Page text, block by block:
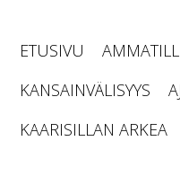
ETUSIVU
KANSAINVÄLISYYS
KAARISILLAN ARKEA